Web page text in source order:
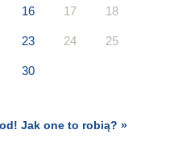
16 17 18
23 24 25
30
Jak one to robią? »